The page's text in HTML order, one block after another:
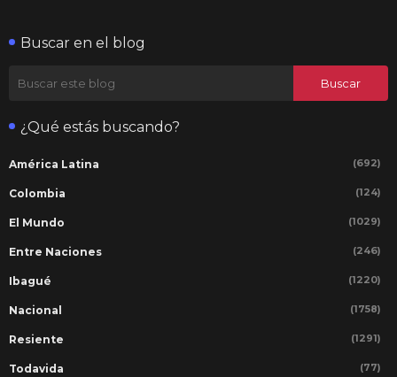
Buscar en el blog
¿Qué estás buscando?
América Latina (692)
Colombia (124)
El Mundo (1029)
Entre Naciones (246)
Ibagué (1220)
Nacional (1758)
Resiente (1291)
Todavida (77)